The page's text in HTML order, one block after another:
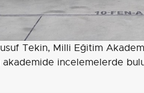
Tekin, Milli Eğitim
incelemelerde